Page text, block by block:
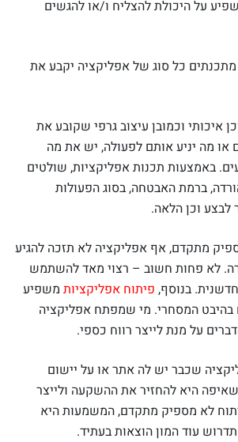
על היכולת להצליח ו/או להגשים
כל סוג של אפליקציה יקבע את
איכותי וכמובן עיצוב גרפי שקובע את
מה יניע אותם לפעולה, יש את מה
באמצעות תכנות אפליקציות, שולטים
ברמת האבטחה, בסוג הפעולות
וכן הלאה.
מתקדם, אף אפליקציה לא תזכה להגיע
לא פחות חשוב – רצוי מאד להשתמש
בנוסף, פיתוח אפליקציות משפיע
המסחרי. מי שמפתח אפליקציה
על מנת לייצר רווח כספי.
שכבר יש לה אתר או על יישום
היא להחזיר את ההשקעה ולייצר
לא מספיק מתקדם, המשמעות היא
עוד המון הוצאות בעתיד.